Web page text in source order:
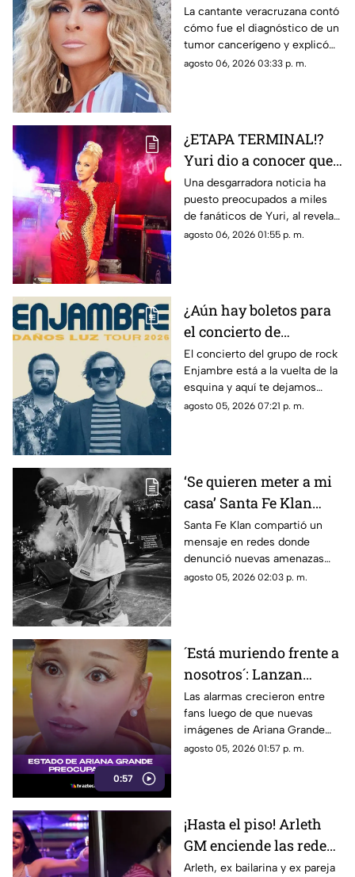
tras confirmar un
TUMOR cancerígeno
La cantante veracruzana contó
cómo fue el diagnóstico de un
tumor cancerígeno y explicó
cuál es su estado de salud.
agosto 06, 2026 03:33 p. m.
¿ETAPA TERMINAL!?
Yuri dio a conocer que
fue diagnosticada con
cáncer; esto se sabe
Una desgarradora noticia ha
puesto preocupados a miles
de fanáticos de Yuri, al revelar
que fue diagnosticada con
agosto 06, 2026 01:55 p. m.
¿Aún hay boletos para
el concierto de
Enjambre en Veracruz?
Esto sabemos
El concierto del grupo de rock
Enjambre está a la vuelta de la
esquina y aquí te dejamos
algunos detalles que te podrían
agosto 05, 2026 07:21 p. m.
‘Se quieren meter a mi
casa’ Santa Fe Klan
denuncia AMENAZAS
tras balacera en su
tienda
Santa Fe Klan compartió un
mensaje en redes donde
denunció nuevas amenazas
después de la balacera en su
agosto 05, 2026 02:03 p. m.
0:57
´Está muriendo frente a
nosotros´: Lanzan
ALERTA por Ariana
Grande tras revelar
estado actual
Las alarmas crecieron entre
fans luego de que nuevas
imágenes de Ariana Grande
desataran preocupación por su
agosto 05, 2026 01:57 p. m.
¡Hasta el piso! Arleth
GM enciende las redes
sociales con atrevido
Arleth, ex bailarina y ex pareja